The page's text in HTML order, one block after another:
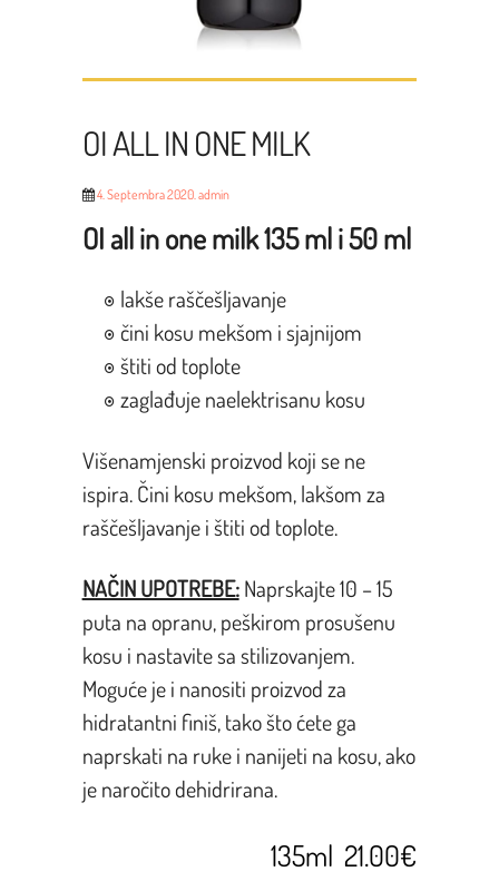
OI ALL IN ONE MILK
4. Septembra 2020.admin
OI all in one milk 135 ml i 50 ml
lakše raščešljavanje
čini kosu mekšom i sjajnijom
štiti od toplote
zaglađuje naelektrisanu kosu
Višenamjenski proizvod koji se ne
ispira. Čini kosu mekšom, lakšom za
raščešljavanje i štiti od toplote.
NAČIN UPOTREBE:Naprskajte 10 – 15
puta na opranu, peškirom prosušenu
kosu i nastavite sa stilizovanjem.
Moguće je i nanositi proizvod za
hidratantni finiš, tako što ćete ga
naprskati na ruke i nanijeti na kosu, ako
je naročito dehidrirana.
135ml 21.00€